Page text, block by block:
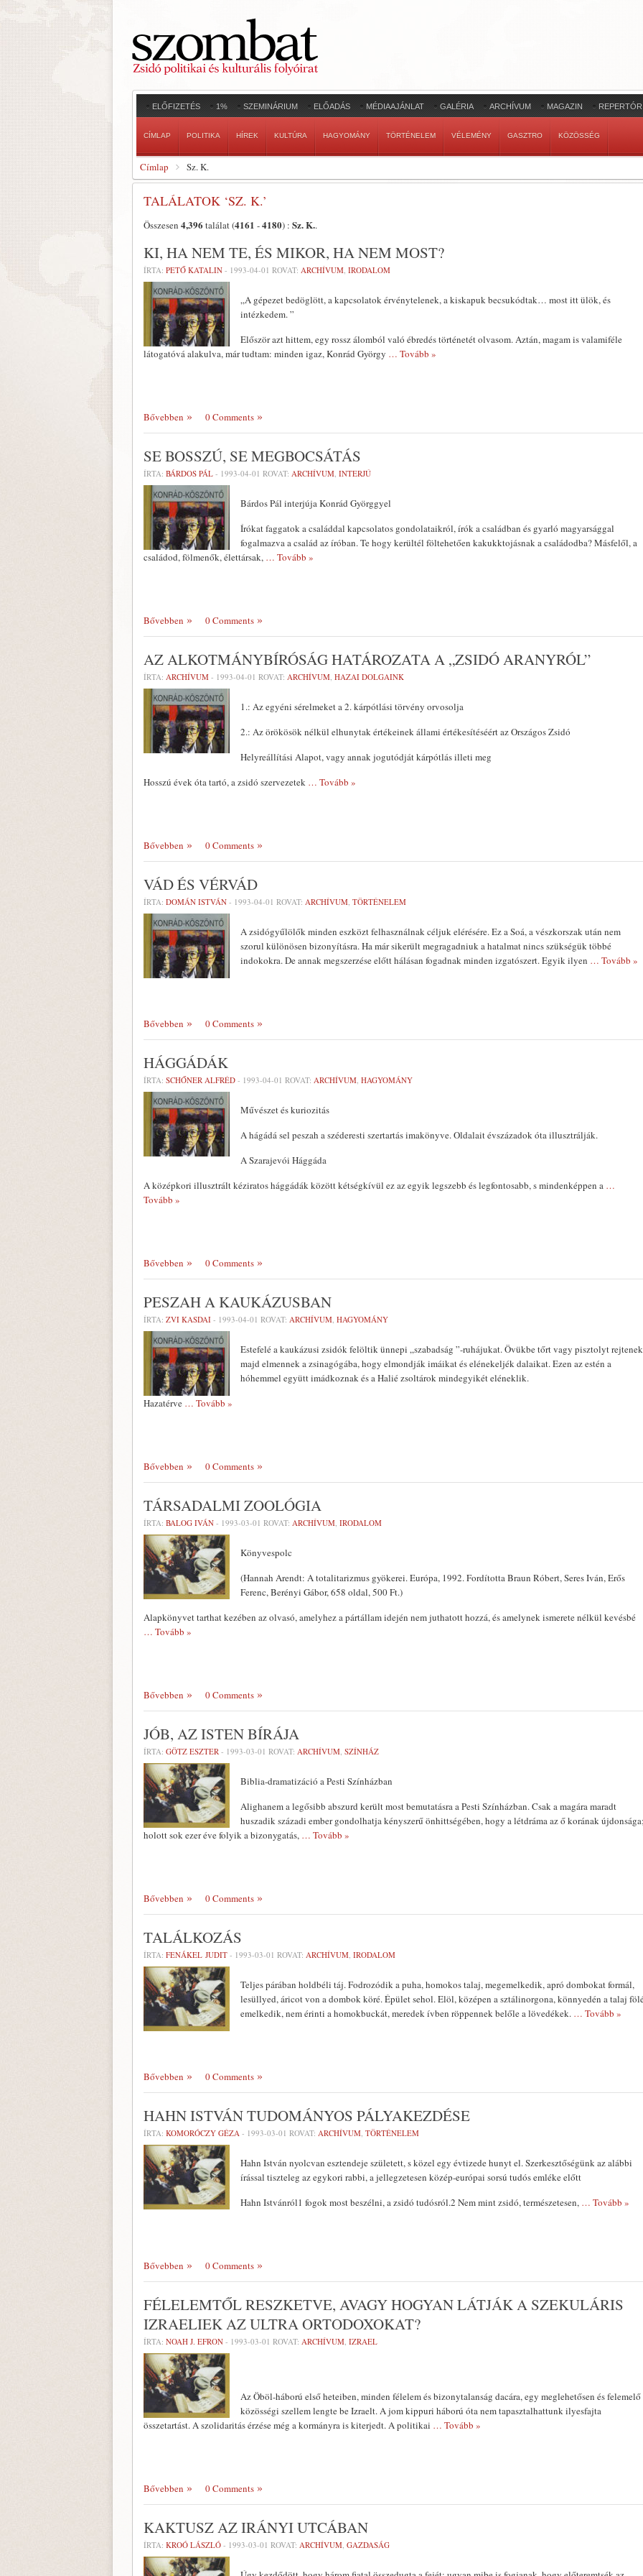
ELŐFIZETÉS 1% SZEMINÁRIUM ELŐADÁS MÉDIAAJÁNLAT GALÉRIA ARCHÍVUM MAGAZIN
CÍMLAP POLITIKA HÍREK KULTÚRA HAGYOMÁNY TÖRTÉNELEM VÉLEMÉNY GASZTRO KÖZÖSSÉG
Címlap Sz. K.
TALÁLATOK ‘SZ. K.’
Összesen 4,396 találat (4161 -4180) : Sz. K..
KI, HA NEM TE, ÉS MIKOR, HA NEM MOST?
ÍRTA: PETŐ KATALIN - 1993-04-01 ROVAT: ARCHÍVUM, IRODALOM
„A gépezet bedöglött, a kapcsolatok érvénytelenek, a kiskapuk becsukódtak… most itt ülök, és
intézkedem. ”
Először azt hittem, egy rossz álomból való ébredés történetét olvasom. Aztán, magam is valamiféle
látogatóvá alakulva, már tudtam: minden igaz, Konrád György … Tovább »
Bővebben 0 Comments
SE BOSSZÚ, SE MEGBOCSÁTÁS
ÍRTA: BÁRDOS PÁL - 1993-04-01 ROVAT: ARCHÍVUM, INTERJÚ
Bárdos Pál interjúja Konrád Györggyel
Írókat faggatok a családdal kapcsolatos gondolataikról, írók a családban és gyarló magyarsággal
fogalmazva a család az íróban. Te hogy kerültél föltehetően kakukktojásnak a családodba? Másfelől, a
családod, fölmenők, élettársak, … Tovább »
Bővebben 0 Comments
AZ ALKOTMÁNYBÍRÓSÁG HATÁROZATA A „ZSIDÓ ARANYRÓL”
ÍRTA: ARCHÍVUM - 1993-04-01 ROVAT: ARCHÍVUM, HAZAI DOLGAINK
1.: Az egyéni sérelmeket a 2. kárpótlási törvény orvosolja
2.: Az örökösök nélkül elhunytak értékeinek állami értékesítéséért az Országos Zsidó
Helyreállítási Alapot, vagy annak jogutódját kárpótlás illeti meg
Hosszú évek óta tartó, a zsidó szervezetek … Tovább »
Bővebben 0 Comments
VÁD ÉS VÉRVÁD
ÍRTA: DOMÁN ISTVÁN - 1993-04-01 ROVAT: ARCHÍVUM, TÖRTÉNELEM
A zsidógyűlölők minden eszközt felhasználnak céljuk elérésére. Ez a Soá, a vészkorszak után nem
szorul különösen bizonyításra. Ha már sikerült megragadniuk a hatalmat nincs szükségük többé
indokokra. De annak megszerzése előtt hálásan fogadnak minden izgatószert. Egyik ilyen … Tovább »
Bővebben 0 Comments
HÁGGÁDÁK
ÍRTA: SCHŐNER ALFRÉD - 1993-04-01 ROVAT: ARCHÍVUM, HAGYOMÁNY
Művészet és kuriozitás
A hágádá sel peszah a széderesti szertartás imakönyve. Oldalait évszázadok óta illusztrálják.
A Szarajevói Hággáda
A középkori illusztrált kéziratos hággádák között kétségkívül ez az egyik legszebb és legfontosabb, s mindenképpen a …
Tovább »
Bővebben 0 Comments
PESZAH A KAUKÁZUSBAN
ÍRTA: ZVI KASDAI - 1993-04-01 ROVAT: ARCHÍVUM, HAGYOMÁNY
Estefelé a kaukázusi zsidók felöltik ünnepi „szabadság ”-ruhájukat. Övükbe tőrt vagy pisztolyt
majd elmennek a zsinagógába, hogy elmondják imáikat és elénekeljék dalaikat. Ezen az estén a
hóhemmel együtt imádkoznak és a Halié zsoltárok mindegyikét eléneklik.
Hazatérve … Tovább »
Bővebben 0 Comments
TÁRSADALMI ZOOLÓGIA
ÍRTA: BALOG IVÁN - 1993-03-01 ROVAT: ARCHÍVUM, IRODALOM
Könyvespolc
(Hannah Arendt: A totalitarizmus gyökerei. Európa, 1992. Fordította Braun Róbert, Seres Iván, Erős
Ferenc, Berényi Gábor, 658 oldal, 500 Ft.)
Alapkönyvet tarthat kezében az olvasó, amelyhez a pártállam idején nem juthatott hozzá, és amelynek ismerete nélkül kevésbé
… Tovább »
Bővebben 0 Comments
JÓB, AZ ISTEN BÍRÁJA
ÍRTA: GÖTZ ESZTER - 1993-03-01 ROVAT: ARCHÍVUM, SZÍNHÁZ
Biblia-dramatizáció a Pesti Színházban
Alighanem a legősibb abszurd került most bemutatásra a Pesti Színházban. Csak a magára maradt
huszadik századi ember gondolhatja kényszerű önhittségében, hogy a létdráma az ő korának
holott sok ezer éve folyik a bizonygatás, … Tovább »
Bővebben 0 Comments
TALÁLKOZÁS
ÍRTA: FENÁKEL JUDIT - 1993-03-01 ROVAT: ARCHÍVUM, IRODALOM
Teljes párában holdbéli táj. Fodrozódik a puha, homokos talaj, megemelkedik, apró dombokat formál,
lesüllyed, áricot von a dombok köré. Épület sehol. Elöl, középen a sztálinorgona, könnyedén a talaj
emelkedik, nem érinti a homokbuckát, meredek ívben röppennek belőle a lövedékek. … Tovább »
Bővebben 0 Comments
HAHN ISTVÁN TUDOMÁNYOS PÁLYAKEZDÉSE
ÍRTA: KOMORÓCZY GÉZA - 1993-03-01 ROVAT: ARCHÍVUM, TÖRTÉNELEM
Hahn István nyolcvan esztendeje született, s közel egy évtizede hunyt el. Szerkesztőségünk az alábbi
írással tiszteleg az egykori rabbi, a jellegzetesen közép-európai sorsú tudós emléke előtt
Hahn Istvánról1 fogok most beszélni, a zsidó tudósról.2 Nem mint zsidó, természetesen, … Tovább »
Bővebben 0 Comments
FÉLELEMTŐL RESZKETVE, AVAGY HOGYAN LÁTJÁK A SZEKULÁRIS
IZRAELIEK AZ ULTRA ORTODOXOKAT?
ÍRTA: NOAH J. EFRON - 1993-03-01 ROVAT: ARCHÍVUM, IZRAEL
Az Öböl-háború első heteiben, minden félelem és bizonytalanság dacára, egy meglehetősen és felemelő
közösségi szellem lengte be Izraelt. A jom kippuri háború óta nem tapasztalhattunk ilyesfajta
összetartást. A szolidaritás érzése még a kormányra is kiterjedt. A politikai … Tovább »
Bővebben 0 Comments
KAKTUSZ AZ IRÁNYI UTCÁBAN
ÍRTA: KROÓ LÁSZLÓ - 1993-03-01 ROVAT: ARCHÍVUM, GAZDASÁG